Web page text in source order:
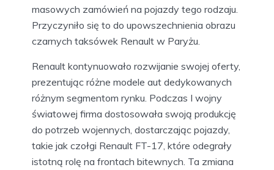
masowych zamówień na pojazdy tego rodzaju.
Przyczyniło się to do upowszechnienia obrazu
czarnych taksówek Renault w Paryżu.
Renault kontynuowało rozwijanie swojej oferty,
prezentując różne modele aut dedykowanych
różnym segmentom rynku. Podczas I wojny
światowej firma dostosowała swoją produkcję
do potrzeb wojennych, dostarczając pojazdy,
takie jak czołgi Renault FT-17, które odegrały
istotną rolę na frontach bitewnych. Ta zmiana